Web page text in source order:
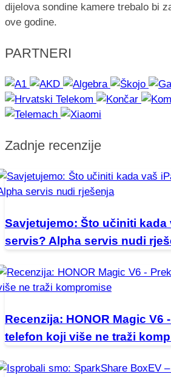
dijelova sondine kamere trebalo bi
ove godine.
PARTNERI
Zadnje recenzije
Savjetujemo: Što učiniti kada
servis? Alpha servis nudi
Recenzija: HONOR Magic V6
telefon koji više ne traži